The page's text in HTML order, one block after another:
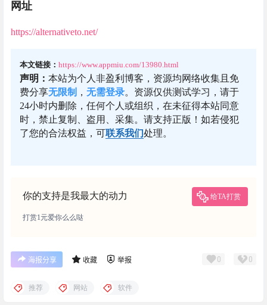
网址
https://alternativeto.net/
本文链接： https://www.appmiu.com/13980.html
声明： 本站为个人非盈利博客，资源均网络收集且免
费分享无限制 ， 无需登录。资源仅供测试学习，请于
24小时内删除，任何个人或组织，在未征得本站同意
时，禁止复制、盗用、采集。请支持正版！如若侵犯
了您的合法权益，可联系我们处理。
你的支持是我最大的动力 给TA打赏
打赏1元爱你么么哒
海报分享 收藏 举报 0 0
推荐 网站 软件